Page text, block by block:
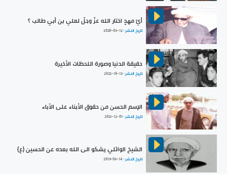
أيّ مهدٍ اختار الله عزّ وجلّ لعلي بن أبي طالب ؟
تاريخ النشر :2020-03-12
حقيقة الدنيا وصورة اللحظات الأخيرة
تاريخ النشر :2022-10-13
الإسم الحسن من حقوق الأبناء على الآباء
تاريخ النشر :2021-12-01
الشيخ الوائلي يشكو الى الله بعده عن الحسين (ع)
تاريخ النشر : 2019-06-14